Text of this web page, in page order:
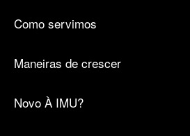
Como servimos
Maneiras de crescer
Novo À IMU?